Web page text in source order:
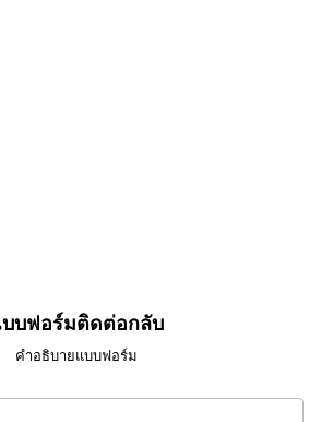
บฟอร์มติดต่อกลับ
คำอธิบายแบบฟอร์ม